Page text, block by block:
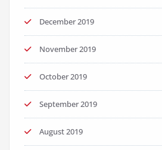
December 2019
November 2019
October 2019
September 2019
August 2019